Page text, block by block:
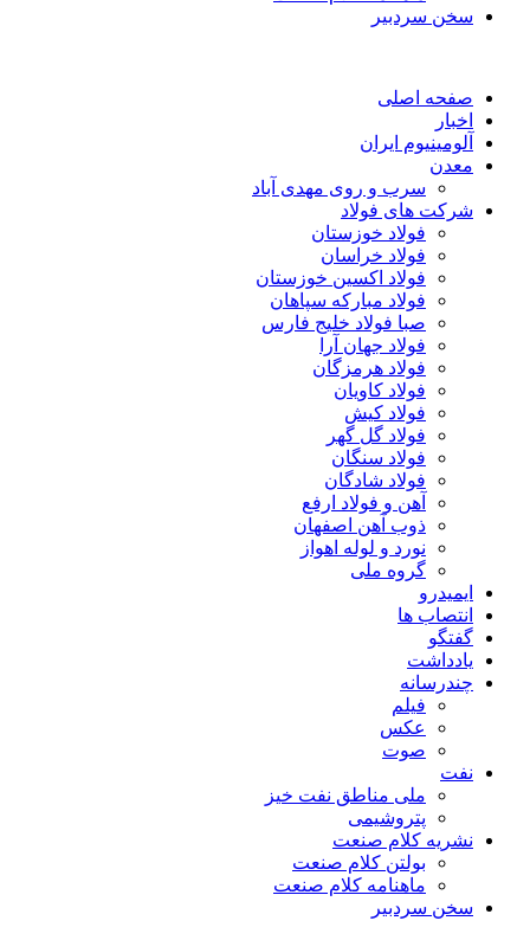
سخن سردبیر
صفحه اصلی
اخبار
آلومینیوم ایران
معدن
سرب و روی مهدی آباد
شرکت های فولاد
فولاد خوزستان
فولاد خراسان
فولاد اکسین خوزستان
فولاد مبارکه سپاهان
صبا فولاد خلیج فارس
فولاد جهان آرا
فولاد هرمزگان
فولاد کاویان
فولاد کیش
فولاد گل گهر
فولاد سنگان
فولاد شادگان
آهن و فولاد ارفع
ذوب آهن اصفهان
نورد و لوله اهواز
گروه ملی
ایمیدرو
انتصاب ها
گفتگو
یادداشت
چندرسانه
فیلم
عکس
صوت
نفت
ملی مناطق نفت خیز
پتروشیمی
نشریه کلام صنعت
بولتن کلام صنعت
ماهنامه کلام صنعت
سخن سردبیر